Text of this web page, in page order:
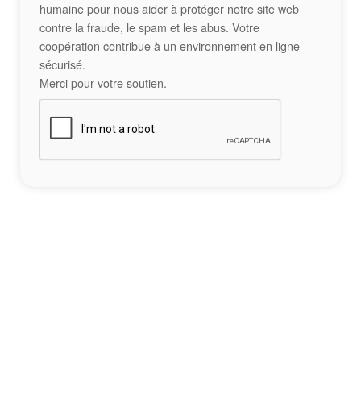
humaine pour nous aider à protéger notre site web
contre la fraude, le spam et les abus. Votre
coopération contribue à un environnement en ligne
sécurisé.
Merci pour votre soutien.